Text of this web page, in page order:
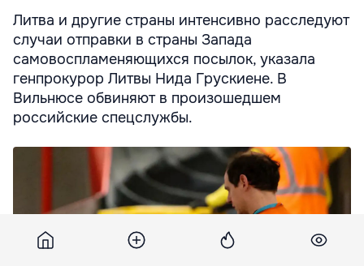
Литва и другие страны интенсивно расследуют
случаи отправки в страны Запада
самовоспламеняющихся посылок, указала
генпрокурор Литвы Нида Грускиене. В
Вильнюсе обвиняют в произошедшем
российские спецслужбы.